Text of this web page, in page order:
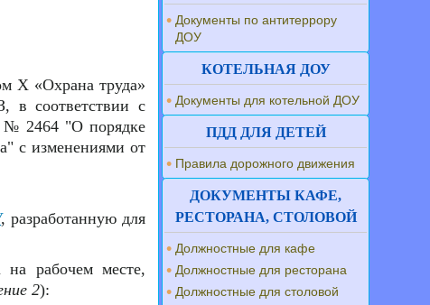
X «Охрана труда»
в соответствии с
№ 2464 "О порядке
с изменениями от
, разработанную для
на рабочем месте,
2):
Документы по антитеррору
ДОУ
КОТЕЛЬНАЯ ДОУ
Документы для котельной ДОУ
ПДД ДЛЯ ДЕТЕЙ
Правила дорожного движения
ДОКУМЕНТЫ КАФЕ,
РЕСТОРАНА, СТОЛОВОЙ
Должностные для кафе
Должностные для ресторана
Должностные для столовой